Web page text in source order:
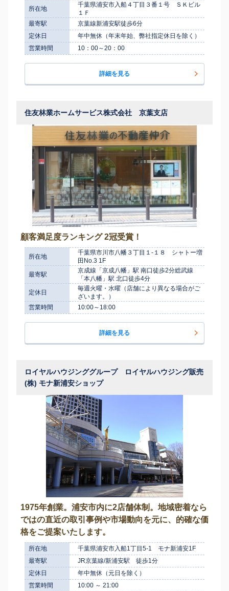
所在地
千葉県浦安市入船４丁目３番１号 ＳＫビル
１Ｆ
最寄駅
京葉線新浦安駅徒歩6分
定休日
年中無休（年末年始、弊社指定休日を除く）
営業時間
10：00～20：00
詳細を見る
住友林業ホームサービス株式会社 京葉支店
顧客満足度ランキング 2冠受賞！
所在地
千葉県市川市八幡３丁目１-１８ シャトー増
田No.3 1F
最寄駅
京成線「京成八幡」駅 南口徒歩2分総武線
「本八幡」駅 北口徒歩4分
定休日
毎週火曜・水曜（店舗により異なる場合がご
ざいます。）
営業時間
10:00～18:00
詳細を見る
ロイヤルハウジンググループ ロイヤルハウジング販売
(株) モナ新浦安ショップ
1975年創業。浦安市内に2店舗体制。地域密着なら
ではの直近の取引事例や市場動向を元に、的確な価
格をご提案いたします。
所在地
千葉県浦安市入船1丁目5-1 モナ新浦安1F
最寄駅
JR京葉線/新浦安駅 徒歩1分
定休日
年中無休（元日を除く）
営業時間
10:00 ～ 21:00